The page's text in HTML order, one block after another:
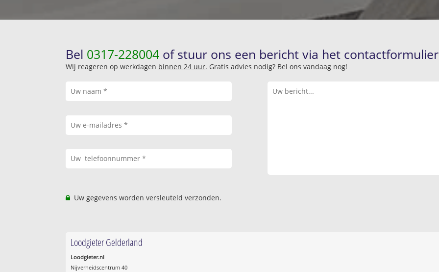
Bel 0317-228004 of stuur ons een bericht via het
Wij reageren op werkdagen binnen 24 uur. Gratis advies nodig? Bel ons vandaag nog!
Uw gegevens worden versleuteld verzonden.
Loodgieter Gelderland
Loodgieter.nl
Nijverheidscentrum 40